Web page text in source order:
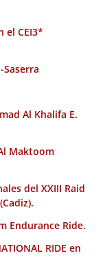
el CEI3*
Al Khalifa E.
Maktoom
del XXIII Raid
Endurance Ride.
RIDE en